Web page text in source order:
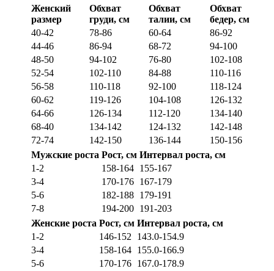
Женский
размер
Обхват
груди, см
Обхват
талии, см
Обхват
бедер, см
40-42
78-86 60-64
86-92
44-46
86-94 68-72
94-100
48-50
94-102 76-80
102-108
52-54
102-110 84-88
110-116
56-58
110-118 92-100
118-124
60-62
119-126 104-108
126-132
64-66
126-134 112-120
134-140
68-40
134-142 124-132
142-148
72-74
142-150 136-144
150-156
Мужские роста Рост, см Интервал роста, см
1-2
158-164 155-167
3-4
170-176 167-179
5-6
182-188 179-191
7-8
194-200 191-203
Женские роста Рост, см Интервал роста, см
1-2
146-152 143.0-154.9
3-4
158-164 155.0-166.9
5-6
170-176 167.0-178.9